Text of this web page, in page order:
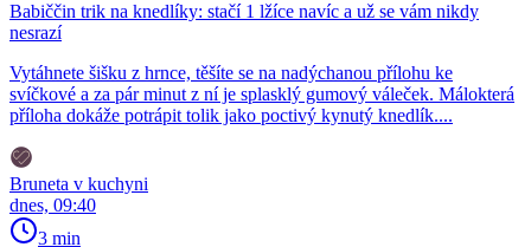
Babiččin trik na knedlíky: stačí 1 lžíce navíc a už se vám nikdy
nesrazí
Vytáhnete šišku z hrnce, těšíte se na nadýchanou přílohu ke
svíčkové a za pár minut z ní je splasklý gumový váleček. Málokterá
příloha dokáže potrápit tolik jako poctivý kynutý knedlík....
Bruneta v kuchyni
dnes, 09:40
3 min